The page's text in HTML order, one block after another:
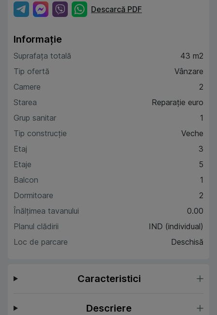
Descarcă PDF
Informație
Suprafața totală
43 m2
Tip ofertă
Vânzare
Camere
2
Starea
Reparație euro
Grup sanitar
1
Tip construcție
Veche
Etaj
3
Etaje
5
Balcon
1
Dormitoare
2
Înălțimea tavanului
0.00
Planul clădirii
IND (individual)
Loc de parcare
Deschisă
Caracteristici
Descriere